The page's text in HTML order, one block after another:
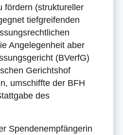
fördern (struktureller
tiefgreifenden
Angelegenheit aber
(BVerfG)
Gerichtshof
umschiffte der BFH
des
Spendenempfängerin